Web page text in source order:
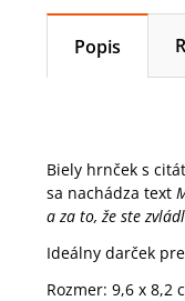
Popis
Biely hrnček s
sa nachádza text
a za to, že ste
Ideálny darček
Rozmer: 9,6 x 8,2